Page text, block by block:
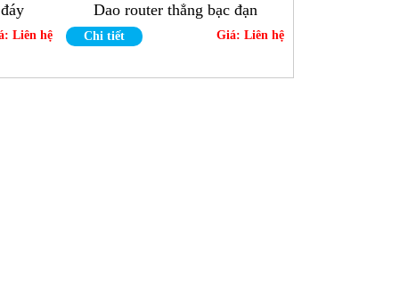
Liên hệ
Dao router thẳng bạc đạn
Chi tiết Giá: Liên hệ